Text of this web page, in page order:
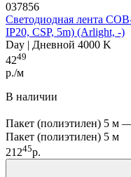
037856
Светодиодная лента
IP20, CSP, 5m) (Arlight, -)
Day | Дневной 4000 K
4249
р./м
В наличии
Пакет (полиэтилен) 5 м
Пакет (полиэтилен) 5 м
21245р.